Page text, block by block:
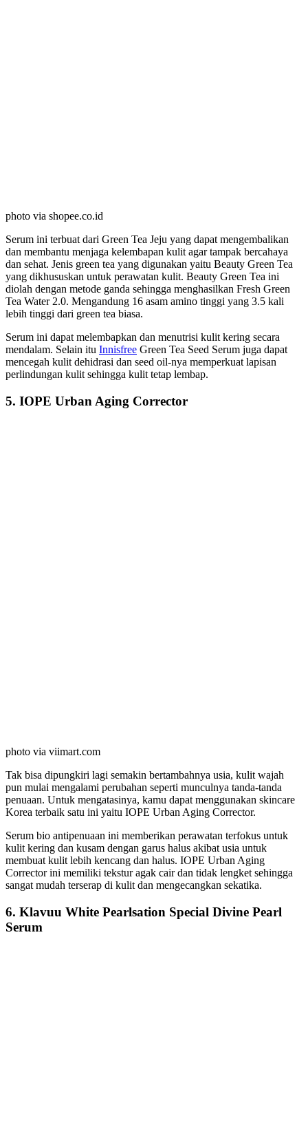
photo via shopee.co.id
Serum ini terbuat dari Green Tea Jeju yang dapat mengembalikan
dan membantu menjaga kelembapan kulit agar tampak bercahaya
dan sehat. Jenis green tea yang digunakan yaitu Beauty Green Tea
yang dikhususkan untuk perawatan kulit. Beauty Green Tea ini
diolah dengan metode ganda sehingga menghasilkan Fresh Green
Tea Water 2.0. Mengandung 16 asam amino tinggi yang 3.5 kali
lebih tinggi dari green tea biasa.
Serum ini dapat melembapkan dan menutrisi kulit kering secara
mendalam. Selain itu Innisfree Green Tea Seed Serum juga dapat
mencegah kulit dehidrasi dan seed oil-nya memperkuat lapisan
perlindungan kulit sehingga kulit tetap lembap.
5. IOPE Urban Aging Corrector
photo via viimart.com
Tak bisa dipungkiri lagi semakin bertambahnya usia, kulit wajah
pun mulai mengalami perubahan seperti munculnya tanda-tanda
penuaan. Untuk mengatasinya, kamu dapat menggunakan skincare
Korea terbaik satu ini yaitu IOPE Urban Aging Corrector.
Serum bio antipenuaan ini memberikan perawatan terfokus untuk
kulit kering dan kusam dengan garus halus akibat usia untuk
membuat kulit lebih kencang dan halus. IOPE Urban Aging
Corrector ini memiliki tekstur agak cair dan tidak lengket sehingga
sangat mudah terserap di kulit dan mengecangkan sekatika.
6. Klavuu White Pearlsation Special Divine Pearl
Serum